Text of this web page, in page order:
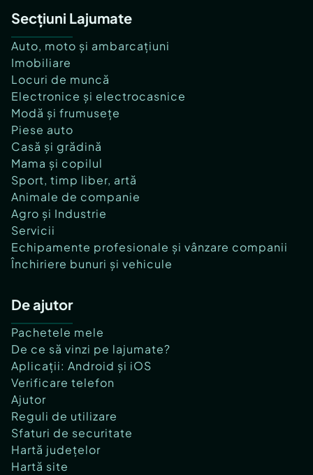
Secțiuni Lajumate
Auto, moto și ambarcațiuni
Imobiliare
Locuri de muncă
Electronice și electrocasnice
Modă și frumusețe
Piese auto
Casă și grădină
Mama și copilul
Sport, timp liber, artă
Animale de companie
Agro și Industrie
Servicii
Echipamente profesionale și vânzare companii
Închiriere bunuri și vehicule
De ajutor
Pachetele mele
De ce să vinzi pe lajumate?
Aplicații: Android și iOS
Verificare telefon
Ajutor
Reguli de utilizare
Sfaturi de securitate
Hartă județelor
Hartă site